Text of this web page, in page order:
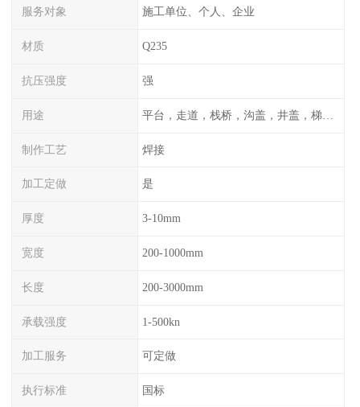
服务对象 施工单位、个人、企业
材质 Q235
抗压强度 强
用途 平台，走道，栈桥，沟盖，井盖，梯子，围栏等
制作工艺 焊接
加工定做 是
厚度 3-10mm
宽度 200-1000mm
长度 200-3000mm
承载强度 1-500kn
加工服务 可定做
执行标准 国标